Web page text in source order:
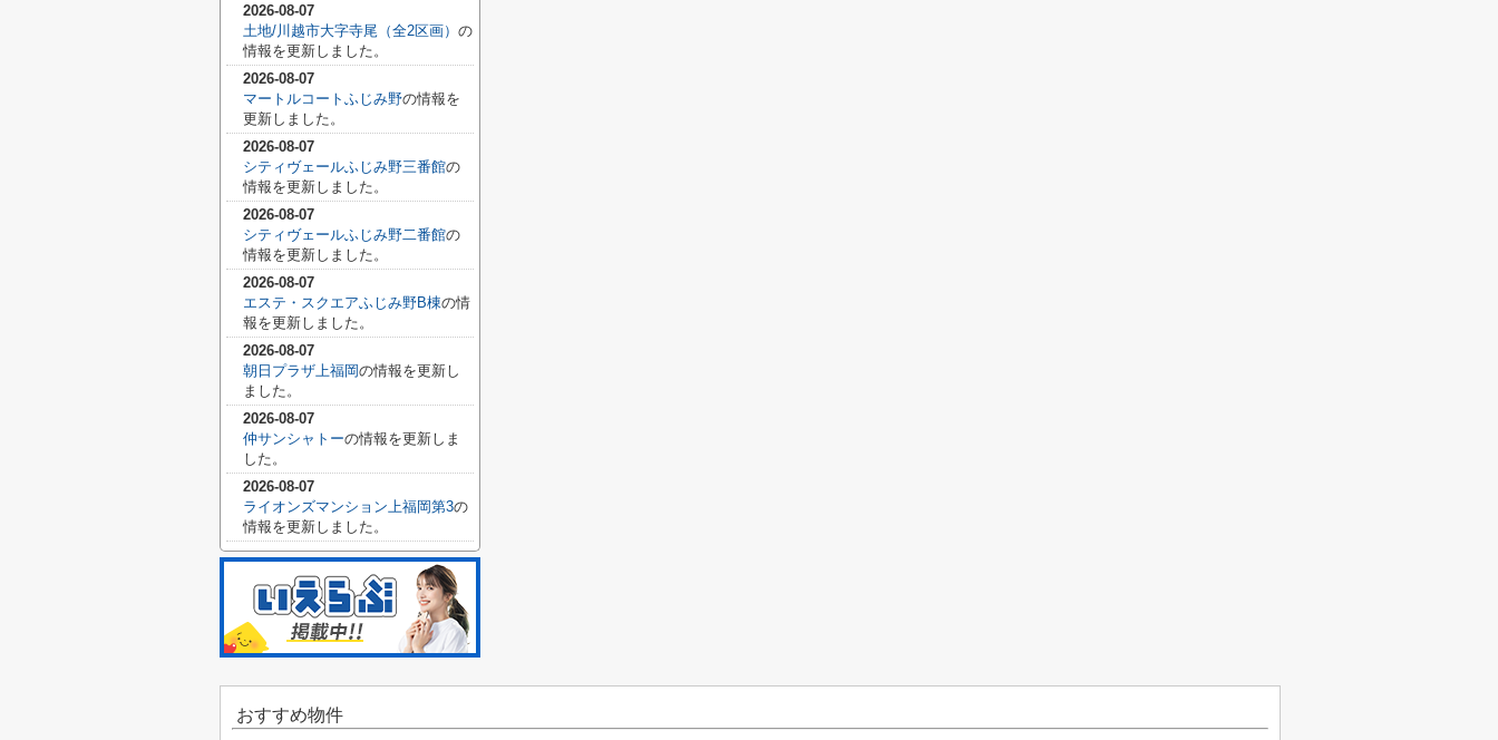
2026-08-07
土地/川越市大字寺尾（全2区画） の
情報を更新しました。
2026-08-07
マートルコートふじみ野の情報を
更新しました。
2026-08-07
シティヴェールふじみ野三番館の
情報を更新しました。
2026-08-07
シティヴェールふじみ野二番館の
情報を更新しました。
2026-08-07
エステ・スクエアふじみ野B棟の情
報を更新しました。
2026-08-07
朝日プラザ上福岡の情報を更新し
ました。
2026-08-07
仲サンシャトーの情報を更新しま
した。
2026-08-07
ライオンズマンション上福岡第3の
情報を更新しました。
おすすめ物件